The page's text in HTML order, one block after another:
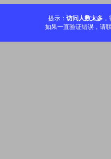
提示： 访问人数太多
如果一直验证错误，请